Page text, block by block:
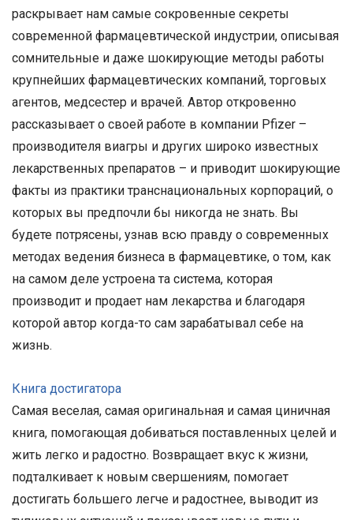
раскрывает нам самые сокровенные секреты
современной фармацевтической индустрии, описывая
сомнительные и даже шокирующие методы работы
крупнейших фармацевтических компаний, торговых
агентов, медсестер и врачей. Автор откровенно
рассказывает о своей работе в компании Pfizer –
производителя виагры и других широко известных
лекарственных препаратов – и приводит шокирующие
факты из практики транснациональных корпораций, о
которых вы предпочли бы никогда не знать. Вы
будете потрясены, узнав всю правду о современных
методах ведения бизнеса в фармацевтике, о том, как
на самом деле устроена та система, которая
производит и продает нам лекарства и благодаря
которой автор когда-то сам зарабатывал себе на
жизнь.
Книга достигатора
Самая веселая, самая оригинальная и самая циничная
книга, помогающая добиваться поставленных целей и
жить легко и радостно. Возвращает вкус к жизни,
подталкивает к новым свершениям, помогает
достигать большего легче и радостнее, выводит из